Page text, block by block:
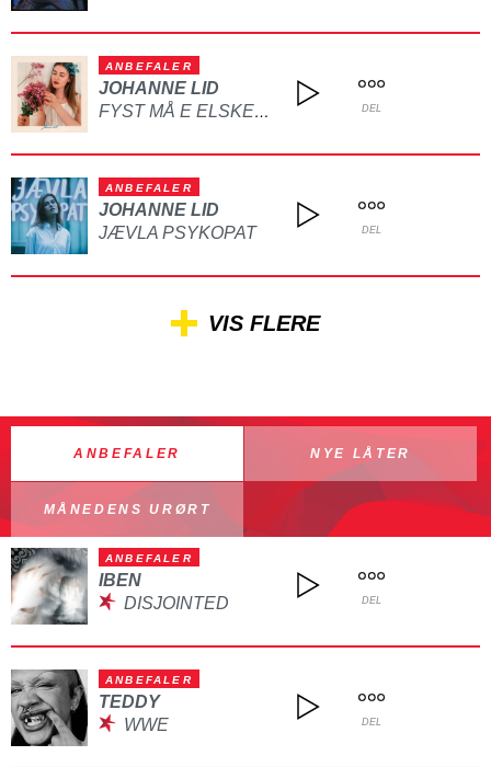
ANBEFALER
JOHANNE LID
FYST MÅ E ELSKE ME SJØL DEL
ANBEFALER
JOHANNE LID
JÆVLA PSYKOPAT
DEL
VIS FLERE
ANBEFALER NYE LÅTER
MÅNEDENS URØRT
ANBEFALER
IBEN
DISJOINTED
DEL
ANBEFALER
TEDDY
WWE
DEL